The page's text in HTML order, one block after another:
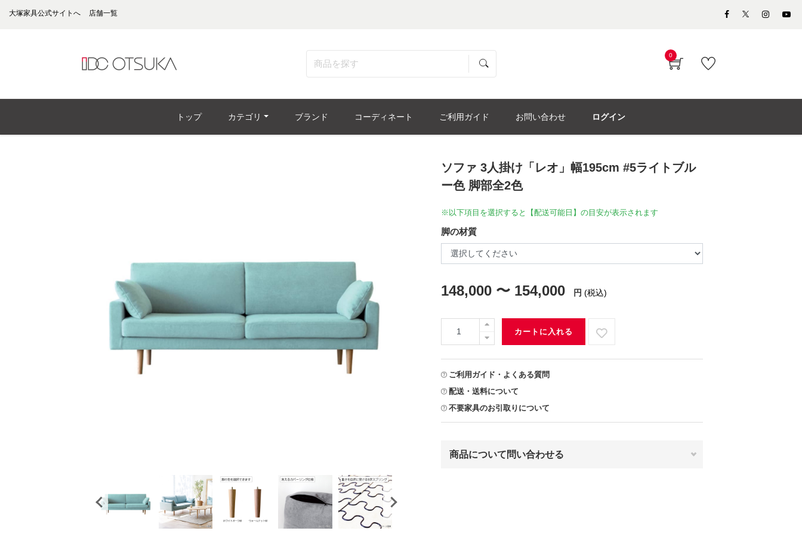
大塚家具公式サイトへ 店舗一覧
0
トップ カテゴリ ブランド コーディネート ご利用ガイド お問い合わせ ログイン
ソファ 3人掛け「レオ」幅195cm #5ライトブル
ー色 脚部全2色
※以下項目を選択すると【配送可能日】の目安が表示されます
脚の材質
148,000 〜 154,000 円 (税込)
カートに入れる
ご利用ガイド・よくある質問
配送・送料について
不要家具のお引取りについて
商品について問い合わせる